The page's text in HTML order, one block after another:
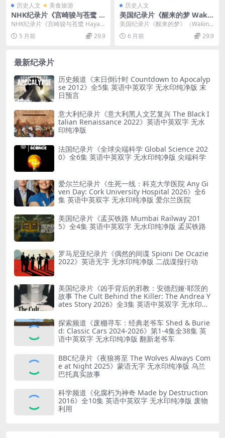
历史人文 美食旅游
NHK纪录片《宫崎骏与苍鹭 H
ayao Miyazaki and the Her
on 2024》英语中英双字 无水
印纯净版 1080P/MKV/3.15G
NHK纪录片《宫崎骏与苍鹭 Hayao
Miyazaki and the Her...
5 月前 29.9
历史人文
美国纪录片《醒来的梦 Wakin
g Dream 2018》英语中英双
字 官方纯净版 1080P/MKV/2.
08G 非法移民
美国纪录片《醒来的梦》（Waking
Dream 2018） 这部聚焦非法移民
群...6 月前 29.9
最新纪录片
历史频道《末日倒计时 Countdown to Apocalyp
se 2012》全5集 英语中英双字 无水印纯净版 末
日预言
意大利纪录片《意大利黑人文艺复兴 The Black I
talian Renaissance 2022》英语中英双字 无水
印纯净版
法国纪录片《全球尖端科学 Global Science 202
0》全6集 英语中英双字 无水印纯净版 尖端科学
爱尔兰纪录片《生死一线：科克大学医院 Any Gi
ven Day: Cork University Hospital 2026》全6
集 英语中英双字 无水印纯净版 爱尔兰医院
美国纪录片《孟买铁路 Mumbai Railway 201
5》全4集 英语中英双字 无水印纯净版 孟买铁路
罗马尼亚纪录片《偶然的间谍 Spioni De Ocazie
2022》英语无字 无水印纯净版 二战谍报行动
美国纪录片《凶手背后的邪教：安德烈娅·耶茨的
故事 The Cult Behind the Killer: The Andrea Y
ates Story 2026》全3集 英语中英双字 无水印纯
探索频道《废棚寻车：经典老爷车 Shed & Burie
d: Classic Cars 2024-2026》第1-4集全38集 英
语中英双字 无水印纯净版 翻新老爷车
BBC纪录片《夜狼将至 The Wolves Always Com
e at Night 2025》蒙语无字 无水印纯净版 乌兰
巴托真实故事
科学频道《化腐朽为神奇 Made by Destruction
2016》全10集 英语中英双字 无水印纯净版 废物
利用